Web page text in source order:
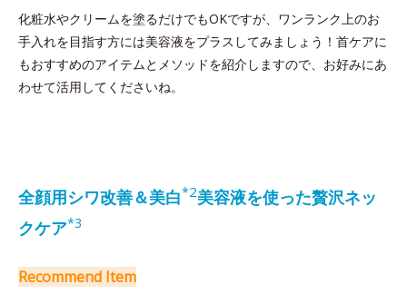
化粧水やクリームを塗るだけでもOKですが、ワンランク上のお
手入れを目指す方には美容液をプラスしてみましょう！首ケアに
もおすすめのアイテムとメソッドを紹介しますので、お好みにあ
わせて活用してくださいね。
全顔用シワ改善＆美白*2美容液を使った贅沢ネッ
クケア*3
Recommend Item